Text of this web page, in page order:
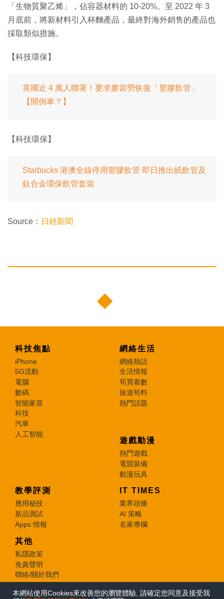
本網站使用Cookies來改善您的瀏覽體驗, 請確定您同意及接受我
「生物質聚乙烯」，佔容器材料的 10-20%。至 2022 年 3
月底前，將新材料引入杯麵產品，最終對海外銷售的產品也
採取類似措施。
【科技環保】
英國近 4 萬人聯署！要求麥當勞恢復「塑膠飲管」
【開倒車？】
【科技環保】
Starbucks 港澳全線停用塑膠飲管 即日推出紙飲管及
鈦合金環保飲管套裝
Source： 日經新聞
科技焦點
iPhone
5G流動
電腦
數碼
智能家居
科技
汽車
人工智能
網絡生活
網絡熱話
生活情報
筍買着數
旅遊筍料
熱門話題
遊戲動漫
熱門遊戲
電競裝備
動漫玩具
教學評測
應用秘技
新品測試
Apps 情報
IT TIMES
業界頭條
AI 策略
名家專欄
其他
私隱政策
免責聲明
聯絡/關於我們
© 2026 e-zone. All Rights Reserved.